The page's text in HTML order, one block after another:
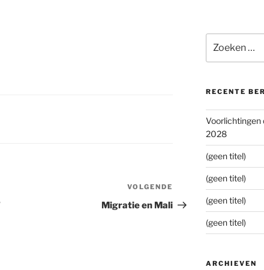
Volgend
bericht
VOLGENDE
Migratie en Mali
naar:
RECENTE
Voorlichtingen
2028
(geen titel)
(geen titel)
(geen titel)
(geen titel)
ARCHIEVEN